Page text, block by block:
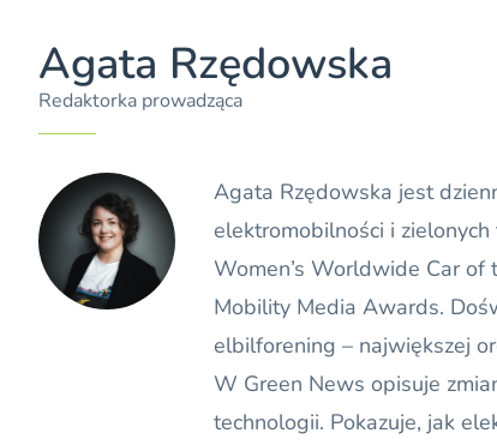
Agata Rzędowska
Redaktorka prowadząca
Agata Rzędowska jest
elektromobilności i
Women’s Worldwide Car of
Mobility Media Awards.
elbilforening – największej
W Green News opisuje
technologii. Pokazuje, jak